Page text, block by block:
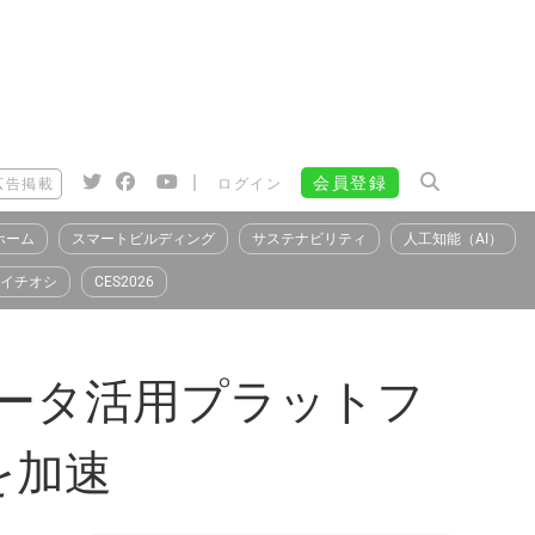
告掲載 | ログイン 会員登録
ーム スマートビルディング サステナビリティ 人工知能（AI）
イチオシ CES2026
タ活用プラットフ
速